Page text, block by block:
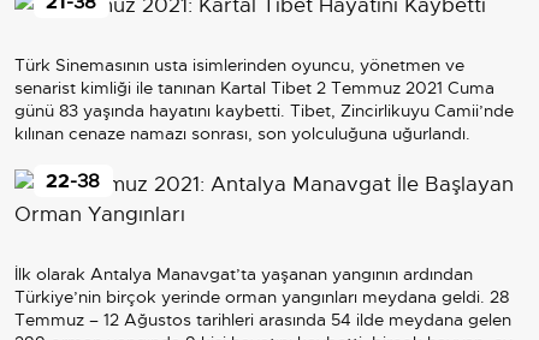
Türk Sinemasının usta isimlerinden oyuncu, yönetmen ve
senarist kimliği ile tanınan Kartal Tibet 2 Temmuz 2021 Cuma
günü 83 yaşında hayatını kaybetti. Tibet, Zincirlikuyu Camii’nde
kılınan cenaze namazı sonrası, son yolculuğuna uğurlandı.
İlk olarak Antalya Manavgat’ta yaşanan yangının ardından
Türkiye’nin birçok yerinde orman yangınları meydana geldi. 28
Temmuz – 12 Ağustos tarihleri arasında 54 ilde meydana gelen
22-38